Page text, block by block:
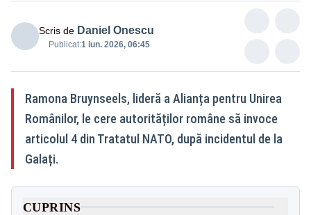
Scris de Daniel Onescu
Publicat:1 iun. 2026, 06:45
Ramona Bruynseels, lideră a Alianța pentru Unirea
Românilor, le cere autorităților române să invoce
articolul 4 din Tratatul NATO, după incidentul de la
Galați.
CUPRINS